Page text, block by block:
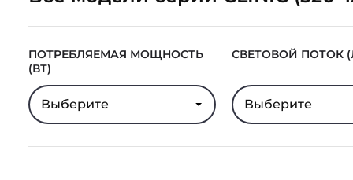
ПОТРЕБЛЯЕМАЯ МОЩНОСТЬ
(ВТ)
Выберите
СВЕТОВОЙ ПОТОК
Выберите